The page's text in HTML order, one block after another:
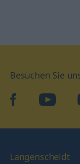
Besuchen Sie
facebookYouTube
Langenscheidt